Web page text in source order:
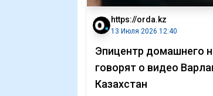
https://orda.kz
13 Июля 2026 12:40
Эпицентр домашнего
говорят о видео
Казахстан